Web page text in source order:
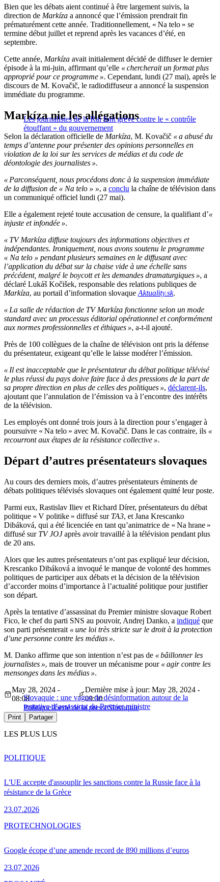
Bien que les débats aient continué à être largement suivis, la
direction de Markíza a annoncé que l’émission prendrait fin
prématurément cette année. Traditionnellement, « Na telo » se
termine début juillet et reprend après les vacances d’été, en
septembre.
Cette année, Markíza avait initialement décidé de diffuser le dernier
épisode à la mi-juin, affirmant qu’elle « chercherait un format plus
approprié pour ce programme ». Cependant, lundi (27 mai), après le
discours de M. Kovačič, le radiodiffuseur a annoncé la suspension
immédiate du programme.
Les journalistes de la Rai font grève contre le « contrôle
étouffant » du gouvernement
Markíza nie les allégations
Selon la déclaration officielle de Markíza, M. Kovačič « a abusé du
temps d’antenne pour présenter des opinions personnelles en
violation de la loi sur les services de médias et du code de
déontologie des journalistes ».
« Parconséquent, nous procédons donc à la suspension immédiate
de la diffusion de « Na telo » », a conclu la chaîne de télévision dans
un communiqué officiel lundi (27 mai).
Elle a également rejeté toute accusation de censure, la qualifiant d’«
injuste et infondée ».
« TV Markíza diffuse toujours des informations objectives et
indépendantes. Ironiquement, nous avons soutenu le programme
« Na telo » pendant plusieurs semaines en le diffusant avec
l’application du débat sur la chaise vide à une échelle sans
précédent, malgré le boycott et les demandes dramaturgiques », a
déclaré Lukáš Kočišek, responsable des relations publiques de
Markíza, au portail d’information slovaque Aktuality.sk.
« La salle de rédaction de TV Markíza fonctionne selon un mode
standard avec un processus éditorial opérationnel et conformément
aux normes professionnelles et éthiques », a-t-il ajouté.
Près de 100 collègues de la chaîne de télévision ont pris la défense
du présentateur, exigeant qu’elle le laisse modérer l’émission.
« Il est inacceptable que le présentateur du débat politique télévisé
le plus réussi du pays doive faire face à des pressions de la part de
sa propre direction en plus de celles des politiques », déclarent-ils,
ajoutant que l’annulation de l’émission va à l’encontre des intérêts
de la télévision.
Les employés ont donné trois jours à la direction pour s’engager à
poursuivre « Na telo » avec M. Kovačič. Dans le cas contraire, ils «
recourront aux étapes de la résistance collective ».
Départ d’autres présentateurs slovaques
Au cours des derniers mois, d’autres présentateurs éminents de
débats politiques télévisés slovaques ont également quitté leur poste.
Parmi eux, Rastislav Iliev et Richard Dírer, présentateurs du débat
politique « V politike » diffusé sur TA3, et Jana Krescanko
Dibáková, qui a été licenciée en tant qu’animatrice de « Na hrane »
diffusé sur TV JOJaprès avoir travaillé à la télévision pendant plus
de 20 ans.
Alors que les autres présentateurs n’ont pas expliqué leur décision,
Krescanko Dibáková a invoqué le manque de volonté des hommes
politiques de participer aux débats et la décision de la télévision
d’accorder moins d’importance à l’actualité politique pour justifier
son départ.
Après la tentative d’assassinat du Premier ministre slovaque Robert
Fico, le chef du parti SNS au pouvoir, Andrej Danko, a indiqué que
son parti présenterait « une loi très stricte sur le droit à la protection
d’une personne contre les médias ».
M. Danko affirme que son intention n’est pas de « bâillonner les
journalistes », mais de trouver un mécanisme pour « agir contre les
mensonges dans les médias ».
Slovaquie : une vague de désinformation autour de la
tentative d’assassinat du Premier ministre
May 28, 2024 -
08:08
Dernière mise à jour: May 28, 2024 -
09:30
Politiqueliberté de la presseSlovaquie
Print Partager
LES PLUS LUS
L'UE accepte d'assouplir les sanctions contre la Russie face à la
résistance de la Grèce
23.07.2026
POLITIQUE
Google écope d’une amende record de 890 millions d’euros
23.07.2026
PROTECHNOLOGIES